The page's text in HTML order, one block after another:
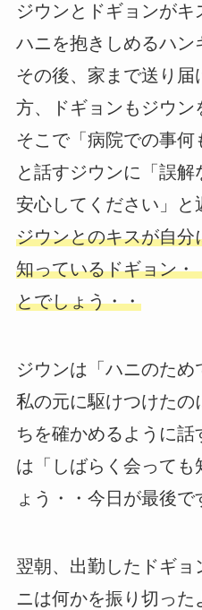
ジウンとドギョンが
ハニを抱きしめるハン
その後、家まで送り
方、ドギョンもジウン
そこで「病院での事何
と話すジウンに「誤解
安心してください」と
ジウンとのキスが自
知っているドギョン
とでしょう・・
ジウンは「ハニのため
私の元に駆けつけた
ちを確かめるように
は「しばらく会っても
ょう・・今日が最後で
翌朝、出勤したドギ
ニは何かを振り切っ